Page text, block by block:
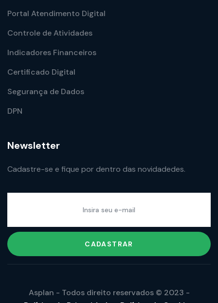
Portal Atendimento Digital
Controle de Atividades
Indicadores Financeiros
Certificado Digital
Segurança de Dados
DPN
Newsletter
Cadastre-se e fique por dentro das novidadedes.
CADASTRAR
Asplan - Todos direito reservados © 2023 -